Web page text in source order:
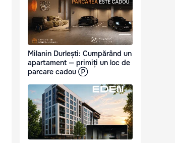
Milanin Durlești: Cumpărând un
apartament — primiți un loc de
parcare cadou Ⓟ